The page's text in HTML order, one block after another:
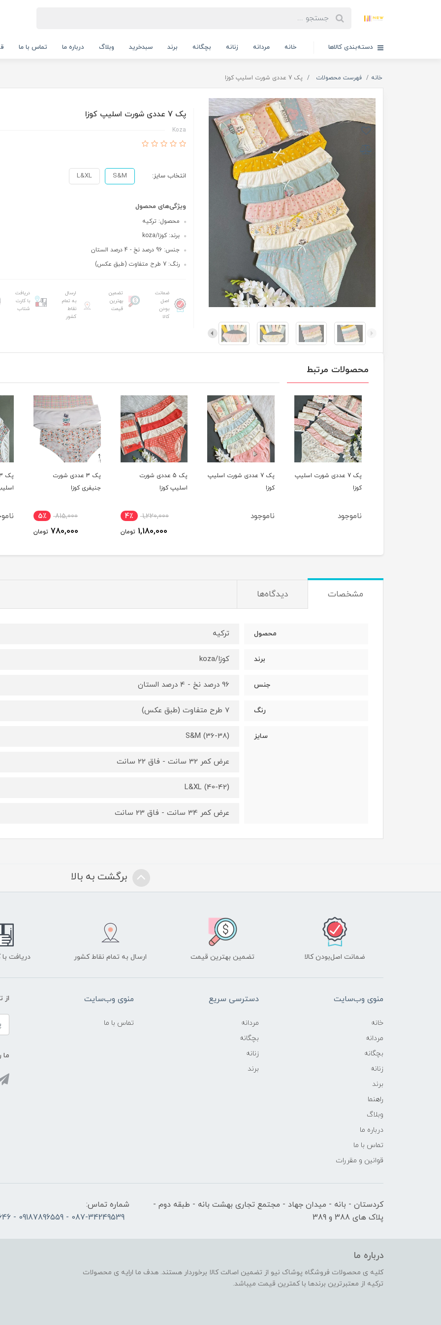
دسته‌بندی کالاها خانه مردانه زنانه بچگانه برند سبدخرید وبلاگ درباره ما تماس با ما
خانه فهرست محصولات پک 7 عددی شورت اسلیپ کوزا
پک 7 عددی شورت اسلیپ کوزا
Koza
انتخاب سایز: S&M
L&XL
ویژگی‌های محصول
محصول: ترکیه
برند: کوزا/koza
جنس: 96 درصد نخ - 4 درصد الستان
رنگ: 7 طرح متفاوت (طبق عکس)
ضمانت
اصل
بودن
کالا
تضمین
بهترین
قیمت
ارسال
به تمام
نقاط
کشور
دریافت
با کارت
شتاب
محصولات مرتبط
پک 7 عددی شورت اسلیپ
ناموجود
پک 5 عددی شورت
پک 3 عددی شورت
جنیفری کوزا
815,000
780,000 تومان
پک 3 عددی شورت
اسلیپ براک
ناموجود
مشخصات دیدگاه‌ها
محصول ترکیه
برند کوزا/koza
جنس 96 درصد نخ - 4 درصد الستان
رنگ 7 طرح متفاوت (طبق عکس)
سایز S&M (36-38)
عرض کمر 32 سانت - فاق 22 سانت
L&XL (40-42)
عرض کمر 34 سانت - فاق 23 سانت
برگشت به بالا
ضمانت اصل‌بودن کالا تضمین بهترین قیمت ارسال به تمام نقاط کشور دریافت
منوی وب‌سایت
خانه
مردانه
بچگانه
زنانه
برند
راهنما
وبلاگ
درباره ما
تماس با ما
قوانین و مقررات
دسترسی سریع
مردانه
بچگانه
زنانه
برند
منوی وب‌سایت
تماس با ما
از
ما
کردستان - بانه - میدان جهاد - مجتمع تجاری بهشت بانه - طبقه دوم -
پلاک های 388 و 389
شماره تماس:
087-34249539 - 09187896559 - 09186686646
درباره ما
کلیه ی محصولات فروشگاه پوشاک نیو از تضمین اصالت کالا برخوردار هستند. هدف ما ارایه ی محصولات
ترکیه از معتبرترین برندها با کمترین قیمت میباشد.